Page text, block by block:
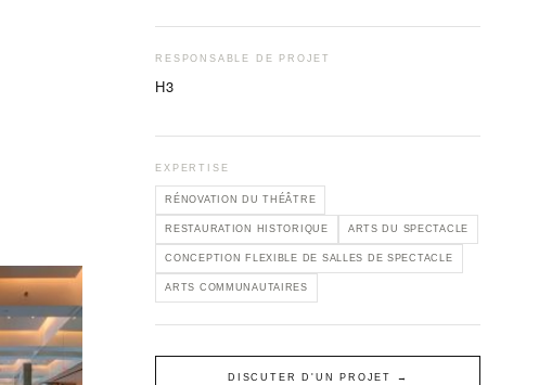
RESPONSABLE DE PROJET
H3
EXPERTISE
RÉNOVATION DU THÉÂTRE
RESTAURATION HISTORIQUE ARTS DU SPECTACLE
CONCEPTION FLEXIBLE DE SALLES DE SPECTACLE
ARTS COMMUNAUTAIRES
DISCUTER D'UN PROJET →